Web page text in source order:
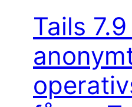
Tails